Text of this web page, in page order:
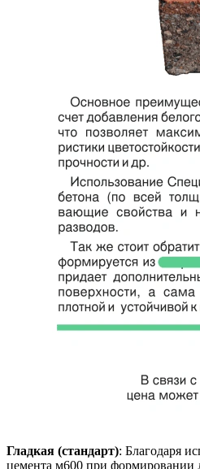
Гладкая (стандарт): Благодаря
цемента м600 при формировании